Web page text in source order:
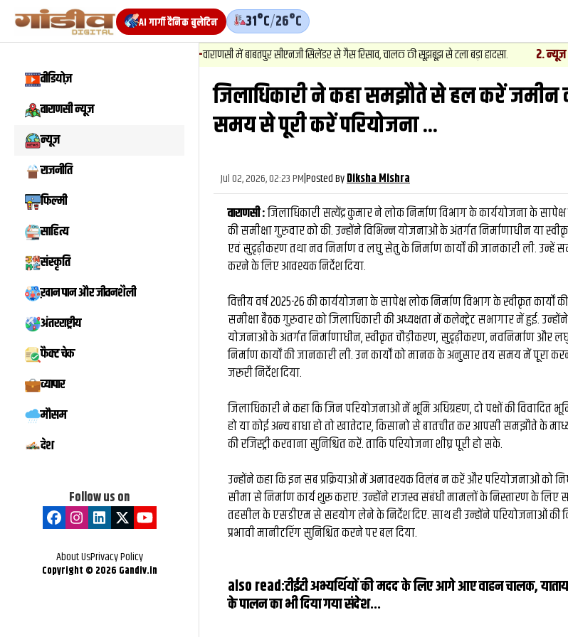
AI गार्गी दैनिक बुलेटिन 31°C/26°C
वाराणसी में बाबतपुर सीएनजी सिलेंडर से गैस रिसाव, चालक की सूझबूझ से टला बड़ा हादसा. न्यूज़-चेसिस
वीडियोज़
वाराणसी न्यूज़
न्यूज़
राजनीति
फिल्मी
साहित्य
संस्कृति
ख़ान पान और जीवनशैली
अंतरराष्ट्रीय
फैक्ट चेक
व्यापार
मौसम
देश
Follow us on
About UsPrivacy Policy
Copyright © 2026 Gandiv.in
जिलाधिकारी ने कहा समझौते से हल करें जमीन
समय से पूरी करें परियोजना ...
Jul 02, 2026, 02:23 PM|Posted ByDiksha Mishra
वाराणसी :जिलाधिकारी सत्येंद्र कुमार ने लोक निर्माण विभाग के कार्ययोजना के सापेक्ष
की समीक्षा गुरुवार को की. उन्होंने विभिन्न योजनाओं के अंतर्गत निर्माणाधीन या
एवं सुदृढ़ीकरण तथा नव निर्माण व लघु सेतु के निर्माण कार्यों की जानकारी ली. उन्हें
करने के लिए आवश्यक निर्देश दिया.
वित्तीय वर्ष 2025-26 की कार्ययोजना के सापेक्ष लोक निर्माण विभाग के स्वीकृत कार्यों
समीक्षा बैठक गुरुवार को जिलाधिकारी की अध्यक्षता में कलेक्ट्रेट सभागार में हुई.
योजनाओं के अंतर्गत निर्माणाधीन, स्वीकृत चौड़ीकरण, सुदृढ़ीकरण, नवनिर्माण और
निर्माण कार्यों की जानकारी ली. उन कार्यों को मानक के अनुसार तय समय में पूरा
जरूरी निर्देश दिया.
जिलाधिकारी ने कहा कि जिन परियोजनाओं में भूमि अधिग्रहण, दो पक्षों की विवादित
हो या कोई अन्य बाधा हो तो खातेदार, किसानो से बातचीत कर आपसी समझौते के
की रजिस्ट्री करवाना सुनिश्चित करें. ताकि परियोजना शीघ्र पूरी हो सके.
उन्होंने कहा कि इन सब प्रक्रियाओं में अनावश्यक विलंब न करें और परियोजनाओं को
सीमा से निर्माण कार्य शुरू कराएं. उन्होंने राजस्व संबंधी मामलों के निस्तारण के लिए
तहसील के एसडीएम से सहयोग लेने के निर्देश दिए. साथ ही उन्होंने परियोजनाओं की
प्रभावी मानीटरिंग सुनिश्चित करने पर बल दिया.
also read:टीईटी अभ्यर्थियों की मदद के लिए आगे आए वाहन चालक,
के पालन का भी दिया गया संदेश...
और देखें
मिस्टर बीस्ट से दो घंटे की
बातचीत, फिर छोड़ी ₹26 लाख की
नौकरी: कैसे हैरी उप्पल बने देश
के बड़े फूड व्लॉगर...
वीडियो
रंग मल्हार में संदूक
कला कौशल,
दिया